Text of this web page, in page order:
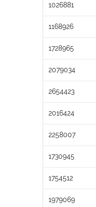
1026881
1168926
1728965
2079034
2654423
2016424
2258007
1730945
1754512
1979069